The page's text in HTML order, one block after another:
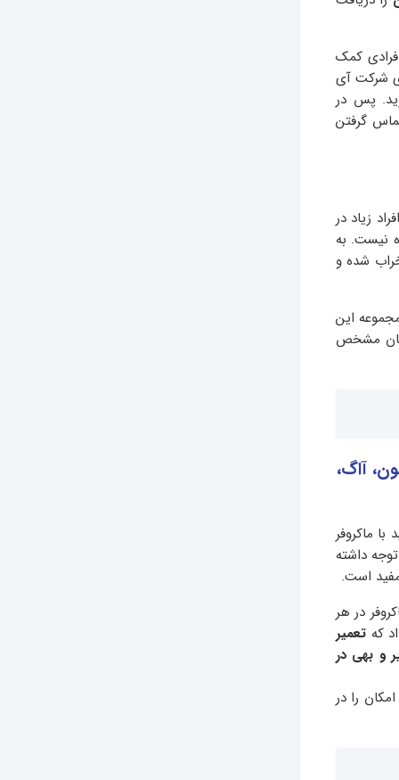
کمک
شرکت آی
پس در
گرفتن
زیاد در
نیست. به
شده و
این
مشخص
آاگ،
ماکروفر
داشته
است.
در هر
که تعمیر
و بهی در
را در